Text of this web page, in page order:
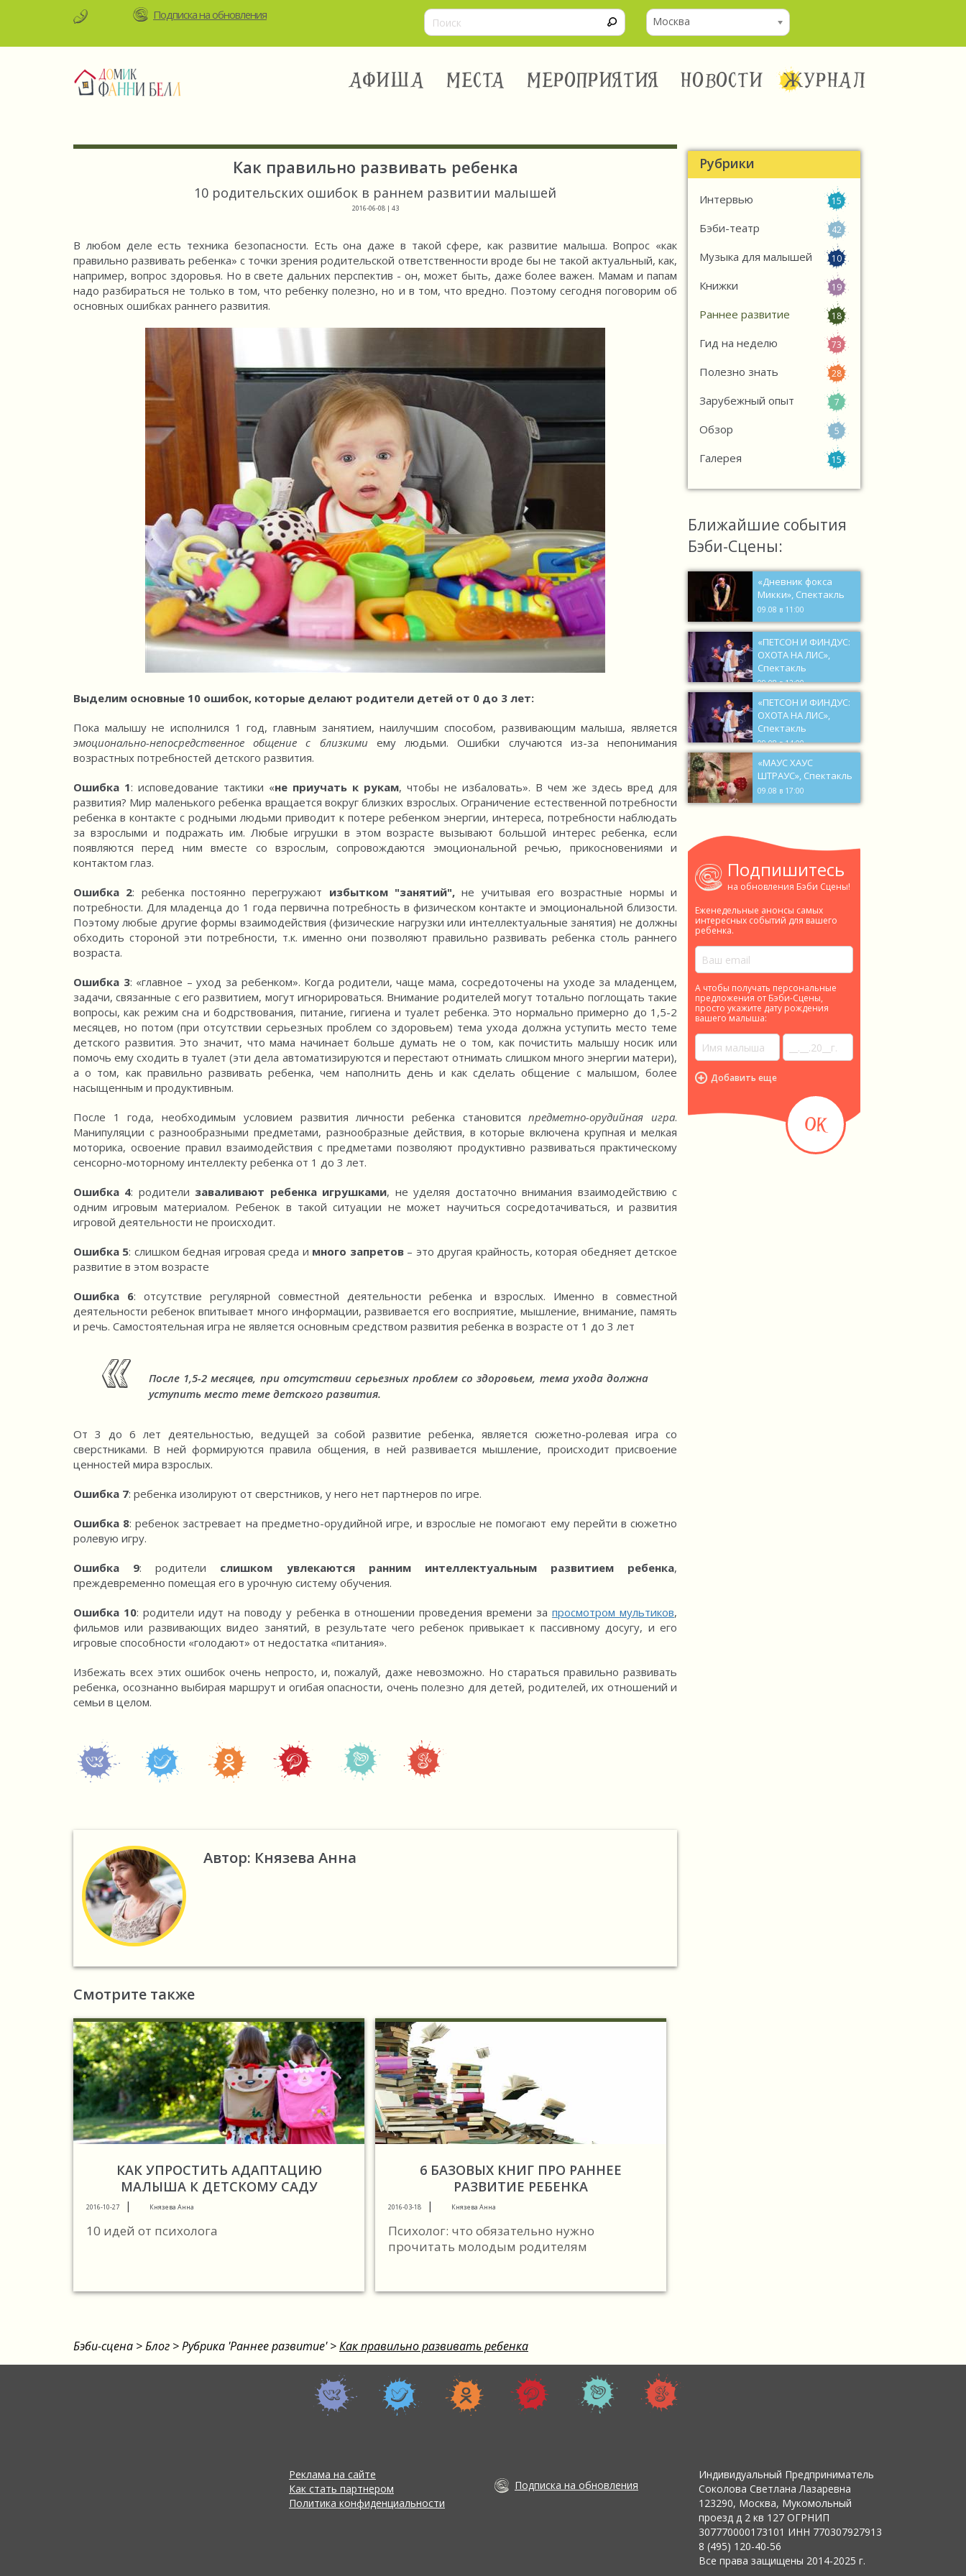
Подписка на обновления Москва
АФИША МЕСТА МЕРОПРИЯТИЯ НОВОСТИ ЖУРНАЛ
Как правильно развивать ребенка
10 родительских ошибок в раннем развитии малышей
2016-06-08 | 43
В любом деле есть техника безопасности. Есть она даже в такой сфере, как развитие малыша. Вопрос «как
правильно развивать ребенка» с точки зрения родительской ответственности вроде бы не такой актуальный, как,
например, вопрос здоровья. Но в свете дальних перспектив - он, может быть, даже более важен. Мамам и папам
надо разбираться не только в том, что ребенку полезно, но и в том, что вредно. Поэтому сегодня поговорим об
основных ошибках раннего развития.
Выделим основные 10 ошибок, которые делают родители детей от 0 до 3 лет:
Пока малышу не исполнился 1 год, главным занятием, наилучшим способом, развивающим малыша, является
эмоционально-непосредственное общение с близкими ему людьми. Ошибки случаются из-за непонимания
возрастных потребностей детского развития.
Ошибка 1: исповедование тактики «не приучать к рукам, чтобы не избаловать». В чем же здесь вред для
развития? Мир маленького ребенка вращается вокруг близких взрослых. Ограничение естественной потребности
ребенка в контакте с родными людьми приводит к потере ребенком энергии, интереса, потребности наблюдать
за взрослыми и подражать им. Любые игрушки в этом возрасте вызывают большой интерес ребенка, если
появляются перед ним вместе со взрослым, сопровождаются эмоциональной речью, прикосновениями и
контактом глаз.
Ошибка 2: ребенка постоянно перегружают избытком "занятий",не учитывая его возрастные нормы и
потребности. Для младенца до 1 года первична потребность в физическом контакте и эмоциональной близости.
Поэтому любые другие формы взаимодействия (физические нагрузки или интеллектуальные занятия) не должны
обходить стороной эти потребности, т.к. именно они позволяют правильно развивать ребенка столь раннего
возраста.
Ошибка 3: «главное – уход за ребенком». Когда родители, чаще мама, сосредоточены на уходе за младенцем,
задачи, связанные с его развитием, могут игнорироваться. Внимание родителей могут тотально поглощать такие
вопросы, как режим сна и бодрствования, питание, гигиена и туалет ребенка. Это нормально примерно до 1,5-2
месяцев, но потом (при отсутствии серьезных проблем со здоровьем) тема ухода должна уступить место теме
детского развития. Это значит, что мама начинает больше думать не о том, как почистить малышу носик или
помочь ему сходить в туалет (эти дела автоматизируются и перестают отнимать слишком много энергии матери),
а о том, как правильно развивать ребенка, чем наполнить день и как сделать общение с малышом, более
насыщенным и продуктивным.
После 1 года, необходимым условием развития личности ребенка становитсяпредметно-орудийная игра.
Манипуляции с разнообразными предметами, разнообразные действия, в которые включена крупная и мелкая
моторика, освоение правил взаимодействия с предметами позволяют продуктивно развиваться практическому
сенсорно-моторному интеллекту ребенка от 1 до 3 лет.
Ошибка 4: родители заваливают ребенка игрушками, не уделяя достаточно внимания взаимодействию с
одним игровым материалом. Ребенок в такой ситуации не может научиться сосредотачиваться, и развития
игровой деятельности не происходит.
Ошибка 5: слишком бедная игровая среда и много запретов – это другая крайность, которая обедняет детское
развитие в этом возрасте
Ошибка 6: отсутствие регулярной совместной деятельности ребенка и взрослых. Именно в совместной
деятельности ребенок впитывает много информации, развивается его восприятие, мышление, внимание, память
и речь. Самостоятельная игра не является основным средством развития ребенка в возрасте от 1 до 3 лет
После 1,5-2 месяцев, при отсутствии серьезных проблем со здоровьем, тема ухода должна
уступить место теме детского развития.
От 3 до 6 лет деятельностью, ведущей за собой развитие ребенка, является сюжетно-ролевая игра со
сверстниками. В ней формируются правила общения, в ней развивается мышление, происходит присвоение
ценностей мира взрослых.
Ошибка 7: ребенка изолируют от сверстников, у него нет партнеров по игре.
Ошибка 8: ребенок застревает на предметно-орудийной игре, и взрослые не помогают ему перейти в сюжетно
ролевую игру.
Ошибка 9: родители слишком увлекаются ранним интеллектуальным развитием ребенка,
преждевременно помещая его в урочную систему обучения.
Ошибка 10: родители идут на поводу у ребенка в отношении проведения времени за просмотром мультиков,
фильмов или развивающих видео занятий, в результате чего ребенок привыкает к пассивному досугу, и его
игровые способности «голодают» от недостатка «питания».
Избежать всех этих ошибок очень непросто, и, пожалуй, даже невозможно. Но стараться правильно развивать
ребенка, осознанно выбирая маршрут и огибая опасности, очень полезно для детей, родителей, их отношений и
семьи в целом.
Автор: Князева Анна
Смотрите также
КАК УПРОСТИТЬ АДАПТАЦИЮ
МАЛЫША К ДЕТСКОМУ САДУ
2016-10-27 | Князева Анна
10 идей от психолога
6 БАЗОВЫХ КНИГ ПРО РАННЕЕ
РАЗВИТИЕ РЕБЕНКА
2016-03-18 | Князева Анна
Психолог: что обязательно нужно
прочитать молодым родителям
Рубрики
Интервью 15
Бэби-театр 42
Музыка для малышей 10
Книжки 19
Раннее развитие 18
Гид на неделю 73
Полезно знать 28
Зарубежный опыт 7
Обзор 5
Галерея 15
Ближайшие события
Бэби-Сцены:
«Дневник фокса
Микки», Спектакль
09.08 в 11:00
«ПЕТСОН И ФИНДУС:
ОХОТА НА ЛИС»,
Спектакль
09.08 в 12:00
«ПЕТСОН И ФИНДУС:
ОХОТА НА ЛИС»,
Спектакль
09.08 в 14:00
«МАУС ХАУС
ШТРАУС», Спектакль
09.08 в 17:00
Подпишитесь
на обновления Бэби Сцены!
Еженедельные анонсы самых
интересных событий для вашего
ребенка.
А чтобы получать персональные
предложения от Бэби-Сцены,
просто укажите дату рождения
вашего малыша:
Добавить еще
Бэби-сцена >Блог >Рубрика 'Раннее развитие' >Как правильно развивать ребенка
Реклама на сайте
Как стать партнером
Политика конфиденциальности
Подписка на обновления
Индивидуальный Предприниматель
Соколова Светлана Лазаревна
123290, Москва, Мукомольный
проезд д 2 кв 127 ОГРНИП
307770000173101 ИНН 770307927913
8 (495) 120-40-56
Все права защищены 2014-2025 г.